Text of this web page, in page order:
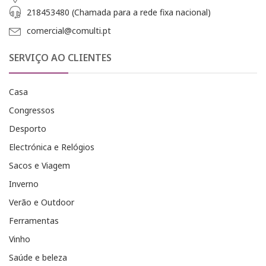
218453480 (Chamada para a rede fixa nacional)
comercial@comulti.pt
SERVIÇO AO CLIENTES
Casa
Congressos
Desporto
Electrónica e Relógios
Sacos e Viagem
Inverno
Verão e Outdoor
Ferramentas
Vinho
Saúde e beleza